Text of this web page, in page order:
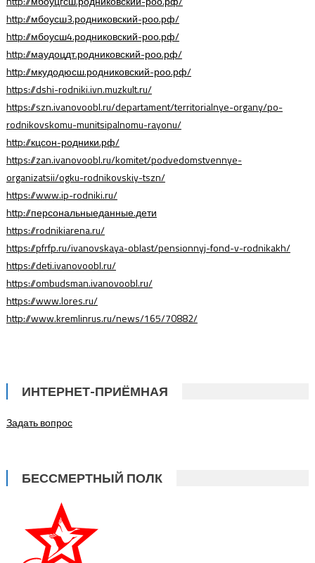
http://мбоусш3.родниковский-роо.рф/
http://мбоусш4.родниковский-роо.рф/
http://маудоцдт.родниковский-роо.рф/
http://мкудодюсш.родниковский-роо.рф/
https://dshi-rodniki.ivn.muzkult.ru/
https://szn.ivanovoobl.ru/departament/territorialnye-organy/po-
rodnikovskomu-munitsipalnomu-rayonu/
http://кцсон-родники.рф/
https://zan.ivanovoobl.ru/komitet/podvedomstvennye-
organizatsii/ogku-rodnikovskiy-tszn/
https://www.ip-rodniki.ru/
http://персональныеданные.дети
https://rodnikiarena.ru/
https://pfrfp.ru/ivanovskaya-oblast/pensionnyj-fond-v-rodnikakh/
https://deti.ivanovoobl.ru/
https://ombudsman.ivanovoobl.ru/
https://www.lores.ru/
http://www.kremlinrus.ru/news/165/70882/
ИНТЕРНЕТ-ПРИЁМНАЯ
Задать вопрос
БЕССМЕРТНЫЙ ПОЛК